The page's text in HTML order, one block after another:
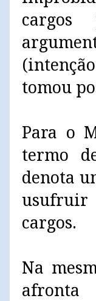
cargos
tomou
Para o
termo
denota
usufruir
cargos.
Na